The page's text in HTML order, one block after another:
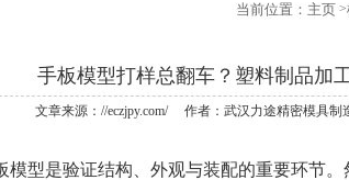
当前位置： 主页
手板模型打样总翻车？塑料制品加
文章来源：//eczjpy.com/ 作者：武汉力途精密模具
是验证结构、外观与装配的重要环节。